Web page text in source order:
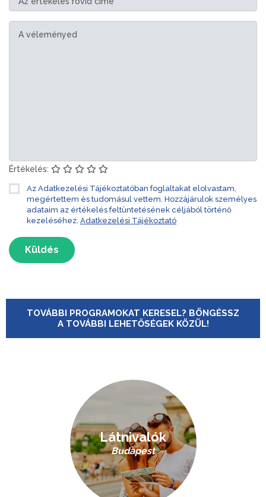
Értékelés:
Az Adatkezelési Tájékoztatóban foglaltakat elolvastam,
megértettem és tudomásul vettem. Hozzájárulok személyes
adataim az értékelés feltüntetésének céljából történő
kezeléséhez. Adatkezelési Tájékoztató
Küldés
TOVÁBBI PROGRAMOKAT KERESEL? BÖNGÉSSZ
A TOVÁBBI LEHETŐSÉGEK KÖZÜL!
Látnivalók
Budapest